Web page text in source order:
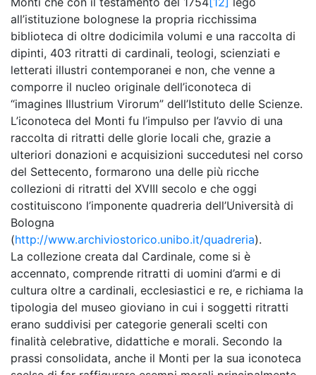
all’istituzione bolognese la propria ricchissima
biblioteca di oltre dodicimila volumi e una raccolta di
dipinti, 403 ritratti di cardinali, teologi, scienziati e
letterati illustri contemporanei e non, che venne a
comporre il nucleo originale dell’iconoteca di
“imagines Illustrium Virorum” dell’Istituto delle Scienze.
L’iconoteca del Monti fu l’impulso per l’avvio di una
raccolta di ritratti delle glorie locali che, grazie a
ulteriori donazioni e acquisizioni succedutesi nel corso
del Settecento, formarono una delle più ricche
collezioni di ritratti del XVIII secolo e che oggi
costituiscono l’imponente quadreria dell’Università di
Bologna
(http://www.archiviostorico.unibo.it/quadreria).
La collezione creata dal Cardinale, come si è
accennato, comprende ritratti di uomini d’armi e di
cultura oltre a cardinali, ecclesiastici e re, e richiama la
tipologia del museo gioviano in cui i soggetti ritratti
erano suddivisi per categorie generali scelti con
finalità celebrative, didattiche e morali. Secondo la
prassi consolidata, anche il Monti per la sua iconoteca